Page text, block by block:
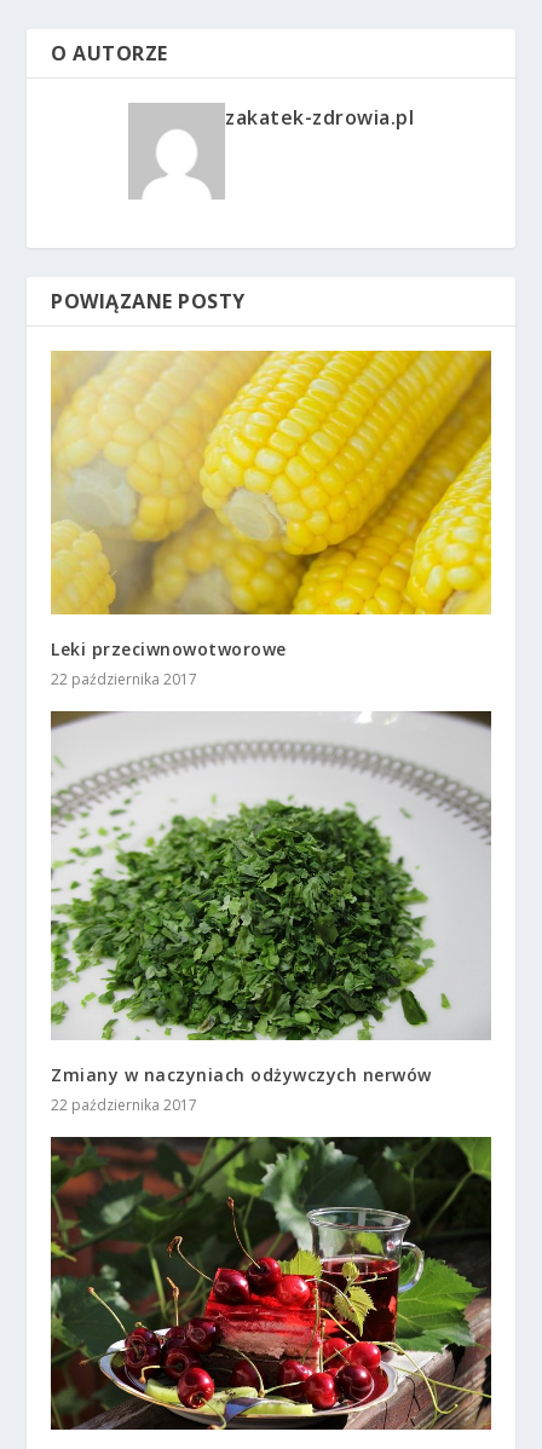
O AUTORZE
zakatek-zdrowia.pl
POWIĄZANE POSTY
Leki przeciwnowotworowe
22 października 2017
Zmiany w naczyniach odżywczych nerwów
22 października 2017